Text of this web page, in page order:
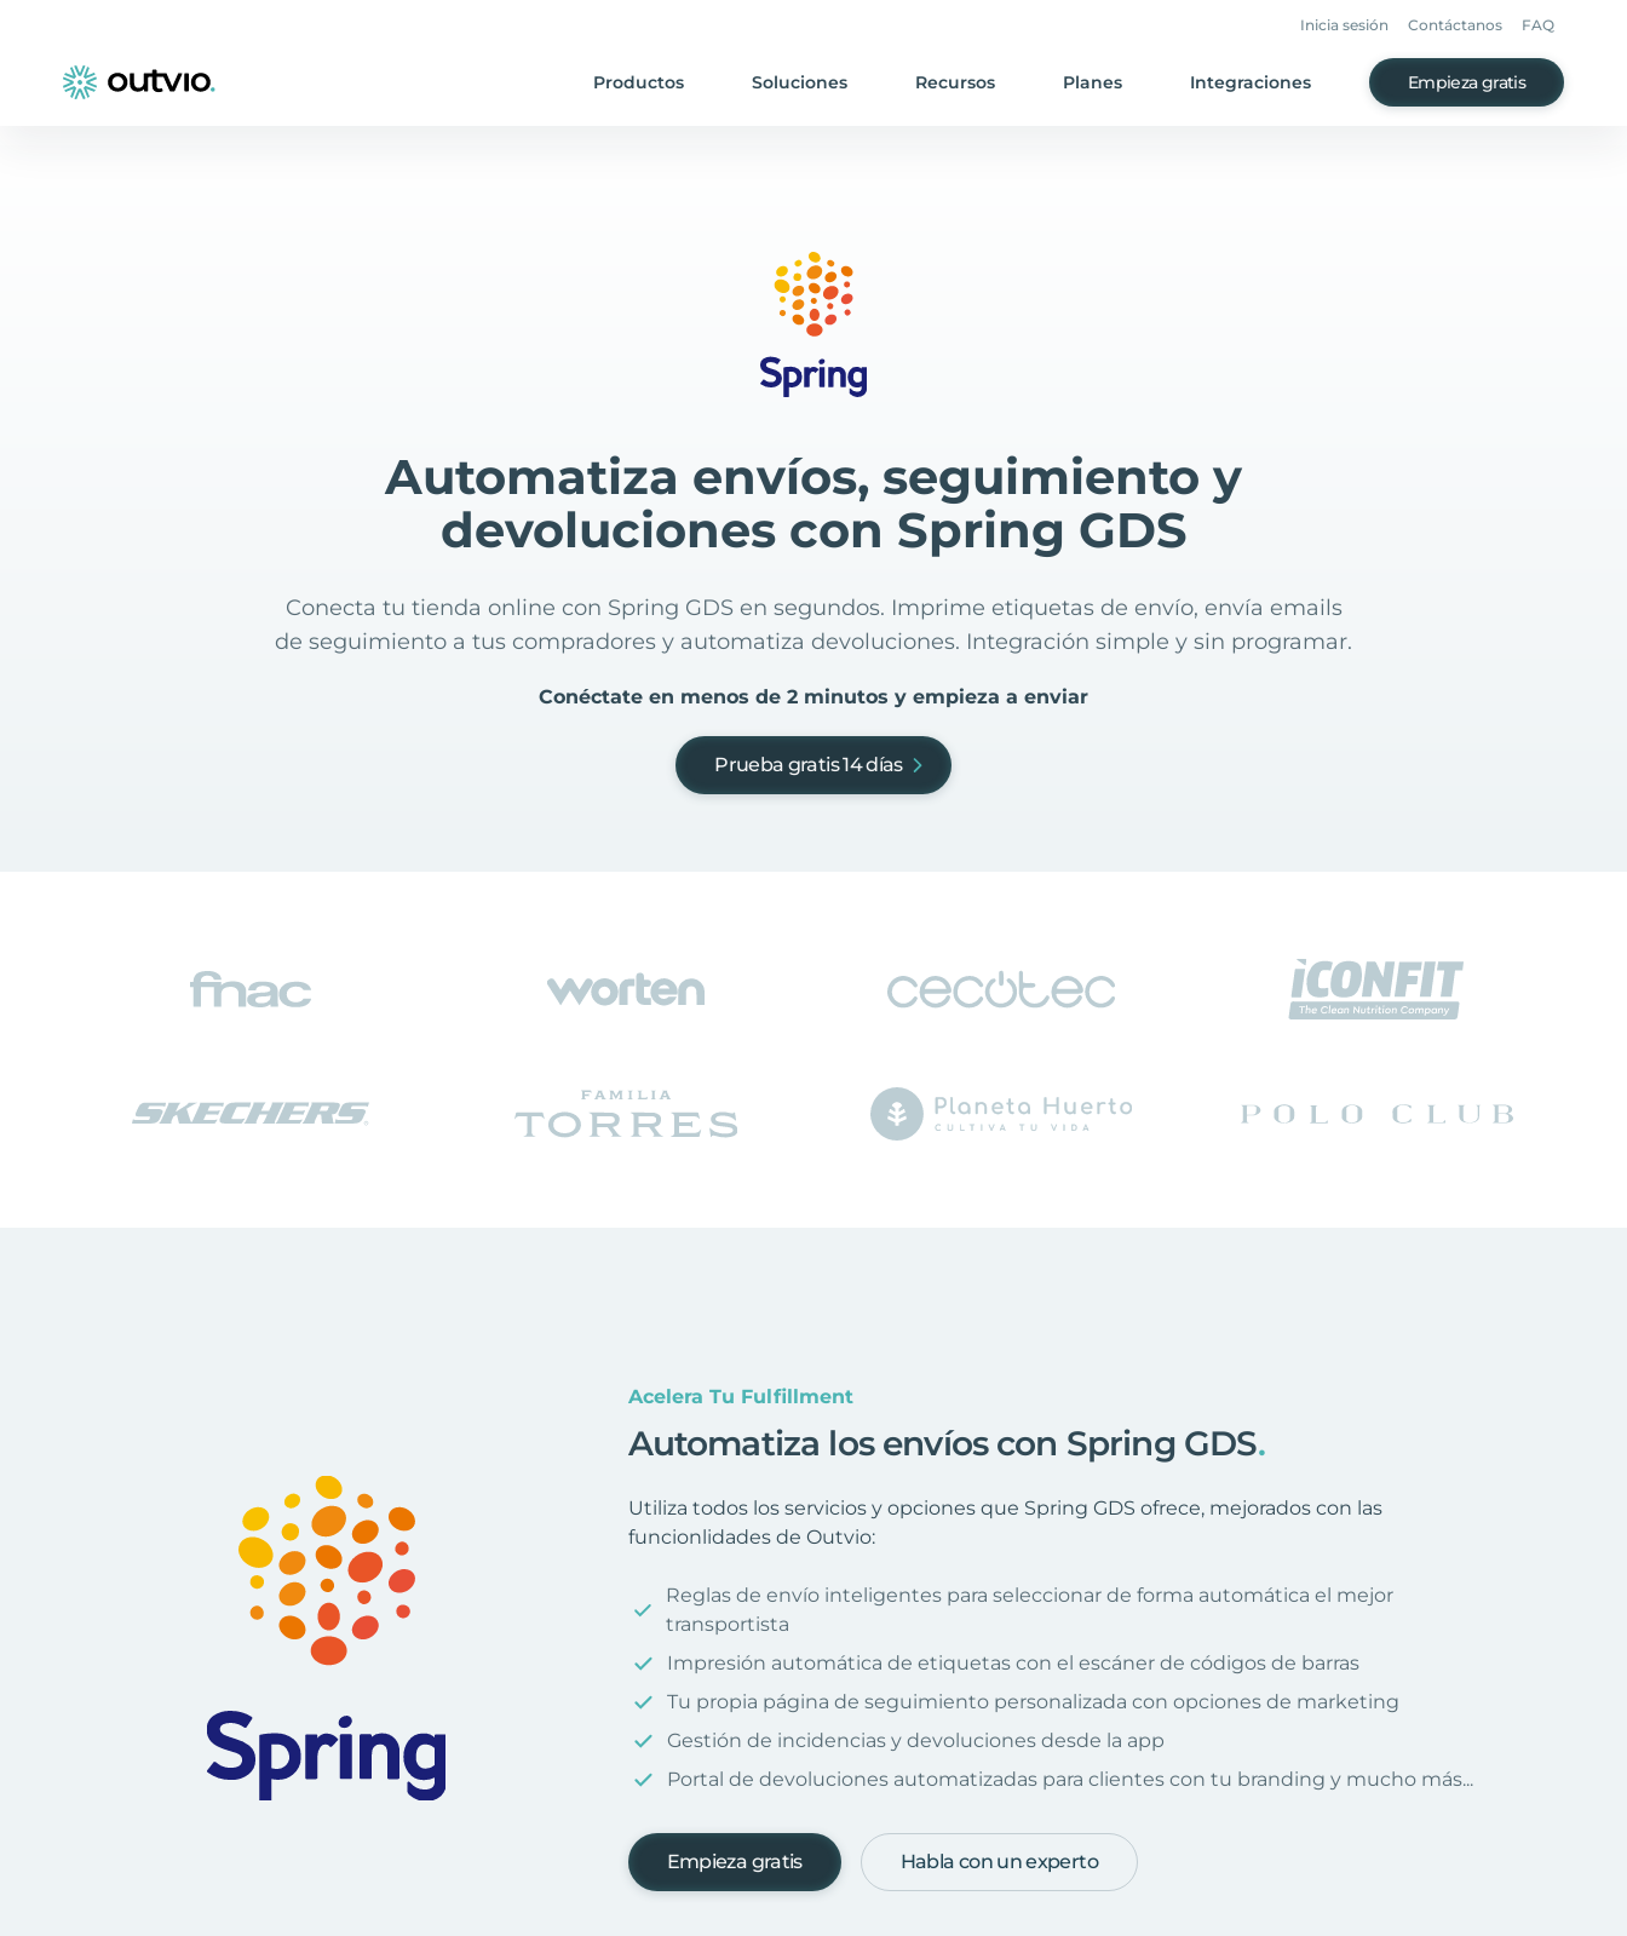
Inicia sesión Contáctanos FAQ
Productos Soluciones Recursos Planes Integraciones Empieza gratis
Automatiza envíos, seguimiento y
devoluciones con Spring GDS
Conecta tu tienda online con Spring GDS en segundos. Imprime etiquetas de envío, envía emails
de seguimiento a tus compradores y automatiza devoluciones. Integración simple y sin programar.
Conéctate en menos de 2 minutos y empieza a enviar
Prueba gratis 14 días
Acelera Tu Fulfillment
Automatiza los envíos con Spring GDS.
Utiliza todos los servicios y opciones que Spring GDS ofrece, mejorados con las
funcionlidades de Outvio:
Reglas de envío inteligentes para seleccionar de forma automática el mejor
transportista
Impresión automática de etiquetas con el escáner de códigos de barras
Tu propia página de seguimiento personalizada con opciones de marketing
Gestión de incidencias y devoluciones desde la app
Portal de devoluciones automatizadas para clientes con tu branding y mucho más...
Empieza gratis Habla con un experto